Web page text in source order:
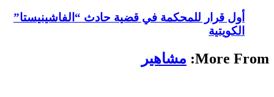
أول قرار للمحكمة في قضية حادث “الفاشينيستا”
الكويتية
More From: مشاهير